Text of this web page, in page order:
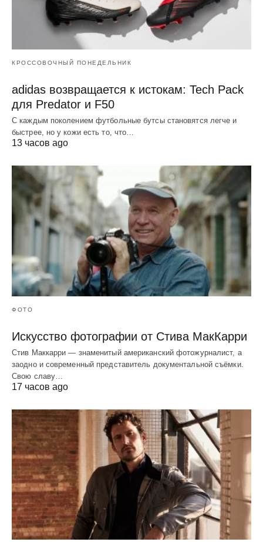
КРОССОВОЧНЫЙ ПОНЕДЕЛЬНИК
adidas возвращается к истокам: Tech Pack
для Predator и F50
С каждым поколением футбольные бутсы становятся легче и
быстрее, но у кожи есть то, что…
13 часов ago
ФОТО
Искусство фотографии от Стива МакКарри
Стив Маккарри — знаменитый американский фотожурналист, а
заодно и современный представитель документальной съёмки.
Свою славу…
17 часов ago